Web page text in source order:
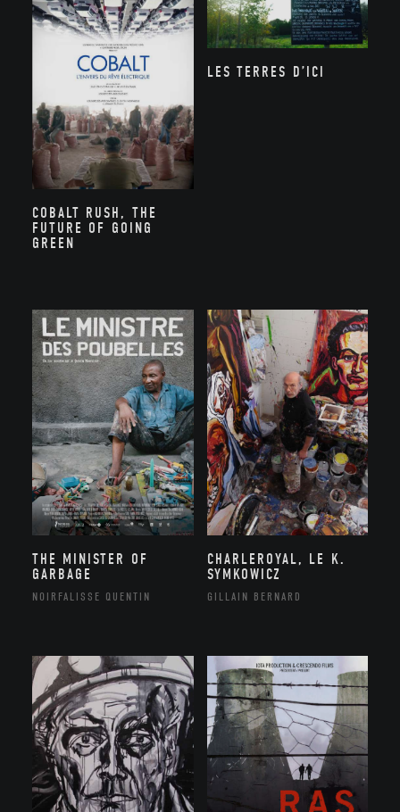
COBALT RUSH, THE
FUTURE OF GOING
GREEN
LES TERRES D’ICI
THE MINISTER OF
GARBAGE
NOIRFALISSE QUENTIN
CHARLEROYAL, LE K.
SYMKOWICZ
GILLAIN BERNARD